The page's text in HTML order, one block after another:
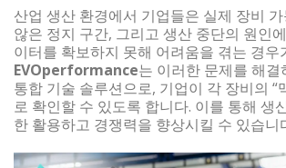
산업 생산 환경에서 기업들은 실제 장비
않은 정지 구간, 그리고 생산 중단의 원인
이터를 확보하지 못해 어려움을 겪는 경우
EVOperformance는 이러한 문제를 해
통합 기술 솔루션으로, 기업이 각 장비의 “
로 확인할 수 있도록 합니다. 이를 통해 생
한 활용하고 경쟁력을 향상시킬 수 있습니